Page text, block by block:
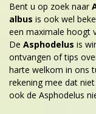
Bent u op zoek naar
albus is ook wel
een maximale hoogt
De Asphodelus is
ontvangen of tips
harte welkom in ons
rekening mee dat
ook de Asphodelus